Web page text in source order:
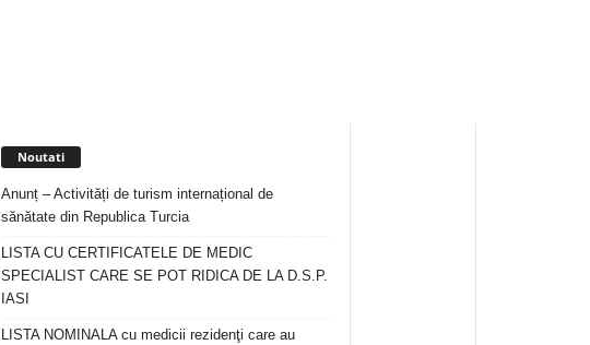
Noutati
Anunț – Activități de turism internațional de
sănătate din Republica Turcia
LISTA CU CERTIFICATELE DE MEDIC
SPECIALIST CARE SE POT RIDICA DE LA D.S.P.
IASI
LISTA NOMINALA cu medicii rezidenţi care au